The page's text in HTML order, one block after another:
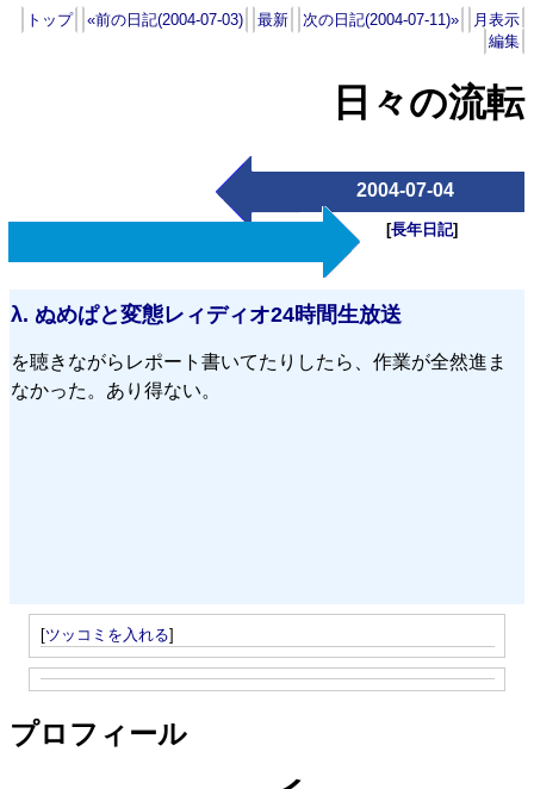
トップ «前の日記(2004-07-03) 最新 次の日記(2004-07-11)»
月表示
編集
日々の流転
2004-07-04
[長年日記]
λ. ぬめぱと変態レィディオ24時間生放送
を聴きながらレポート書いてたりしたら、作業が全然進ま
なかった。あり得ない。
[ツッコミを入れる]
プロフィール